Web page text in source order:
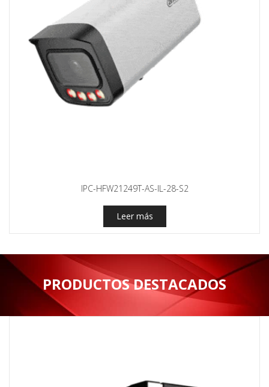
IPC-HFW21249T-AS-IL-28-S2
Leer más
PRODUCTOS DESTACADOS